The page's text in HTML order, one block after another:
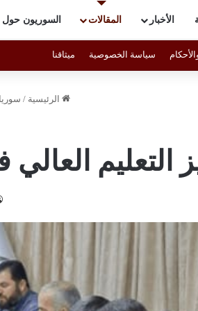
الأخبار المقالات السوريون حول
سياسة الخصوصية ميثاقنا
الرئيسية / سوريا
التعليم